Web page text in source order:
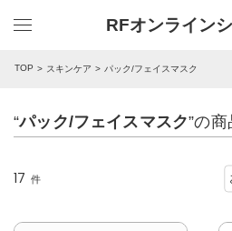
RFオンライン
TOP スキンケア パック/フェイスマスク
“パック/フェイスマスク”の
17 件